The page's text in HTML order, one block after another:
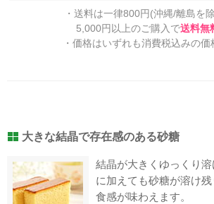
・送料は一律800円(沖縄/離島を除
5,000円以上のご購入で送料無
・価格はいずれも消費税込みの価
大きな結晶で存在感のある砂糖
結晶が大きくゆっくり
に加えても砂糖が溶け
食感が味わえます。